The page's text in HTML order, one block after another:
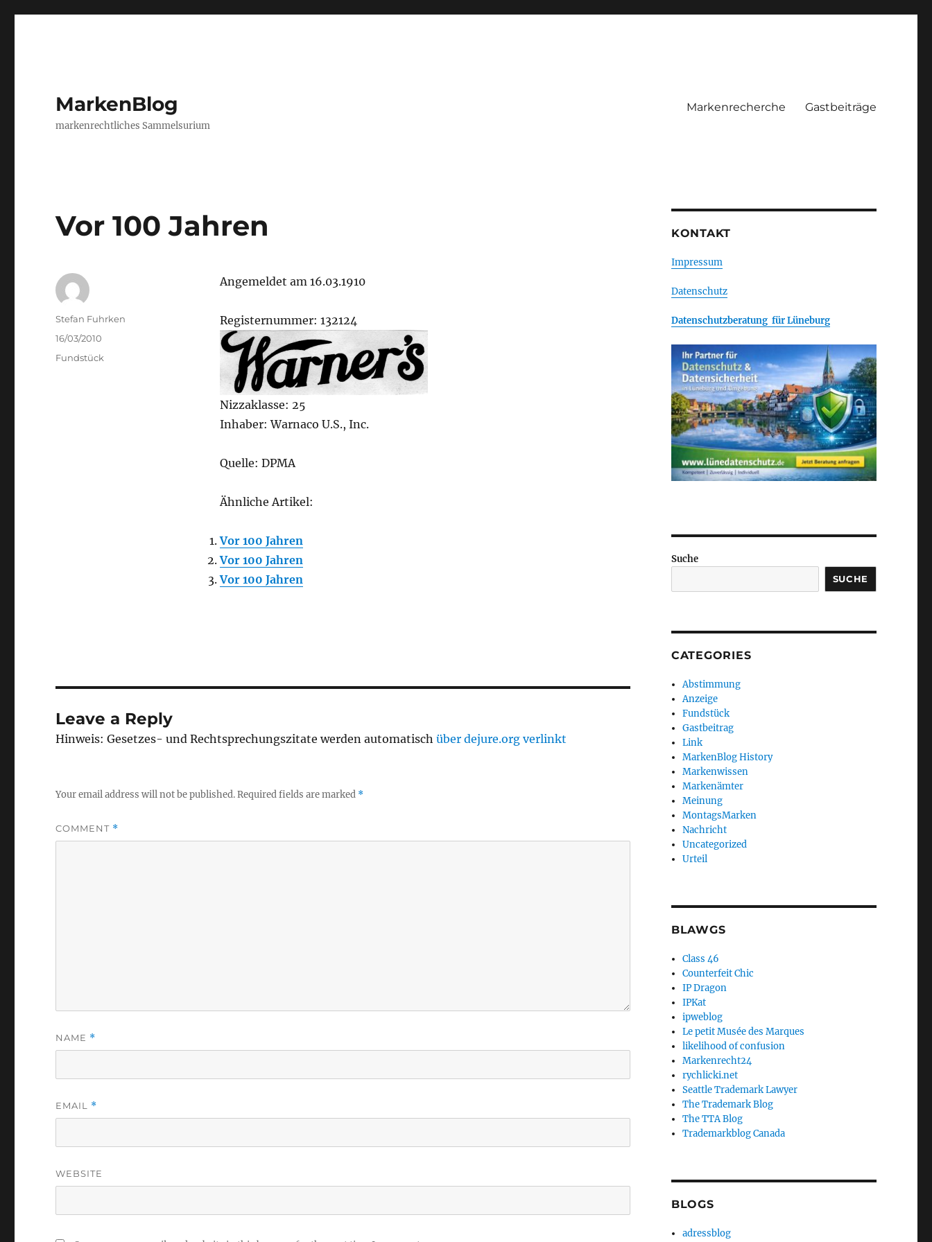
MarkenBlog
markenrechtliches Sammelsurium
Markenrecherche Gastbeiträge
Vor 100 Jahren
Angemeldet am 16.03.1910
Registernummer: 132124
Nizzaklasse: 25
Inhaber: Warnaco U.S., Inc.
Quelle: DPMA
Ähnliche Artikel:
Vor 100 Jahren
Vor 100 Jahren
Vor 100 Jahren
Author
Stefan Fuhrken
Posted
16/03/2010
Categories
Fundstück
Leave a Reply
Hinweis: Gesetzes- und Rechtsprechungszitate werden automatischüber dejure.org verlinkt
Your email address will not be published.Required fields are marked *
COMMENT *
NAME *
EMAIL *
WEBSITE
KONTAKT
Impressum
Datenschutz
Datenschutzberatung für Lüneburg
Suche
SUCHE
CATEGORIES
Abstimmung
Anzeige
Fundstück
Gastbeitrag
Link
MarkenBlog History
Markenwissen
Markenämter
Meinung
MontagsMarken
Nachricht
Uncategorized
Urteil
BLAWGS
Class 46
Counterfeit Chic
IP Dragon
IPKat
ipweblog
Le petit Musée des Marques
likelihood of confusion
Markenrecht24
rychlicki.net
Seattle Trademark Lawyer
The Trademark Blog
The TTA Blog
Trademarkblog Canada
BLOGS
adressblog